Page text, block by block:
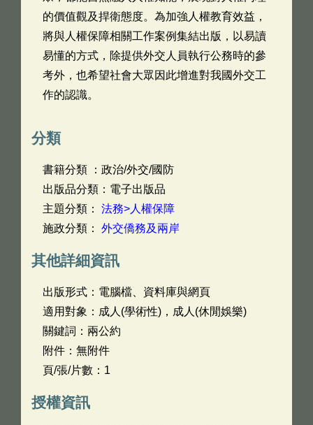
的價值觀及捍衛態度。為加強人權教育效益，
將與人權保障相關工作案例集結出版，以易讀
易懂的方式，除提供外交人員執行公務時的參
考外，也希望社會大眾因此增進對我國外交工
作的認識。
分類
書籍分類 ：政治/外交/國防
出版品分類：電子出版品
主題分類： 法務>人權保障
施政分類： 外交僑務及兩岸
其他詳細資訊
出版形式：電腦檔、資料庫與網頁
適用對象：成人(學術性)，成人(休閒娛樂)
關鍵詞：兩公約
附件：無附件
頁/張/片數：1
授權資訊